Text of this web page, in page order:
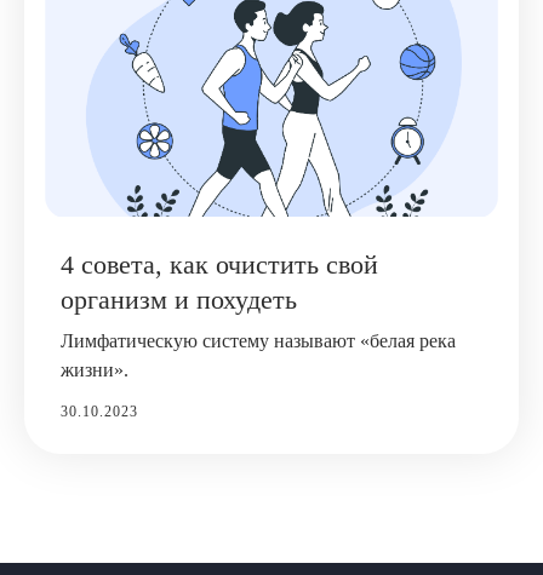
4 совета, как очистить свой
организм и похудеть
Лимфатическую систему называют «белая река
жизни».
30.10.2023